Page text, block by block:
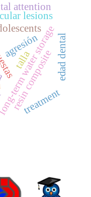
water storage
resin composite
agresión
lesions
treatment
edad dental
talla
attention